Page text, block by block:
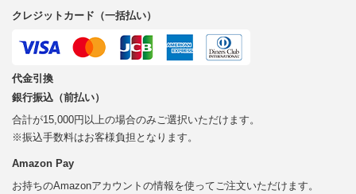
クレジットカード（一括払い）
代金引換
銀行振込（前払い）
合計が15,000円以上の場合のみご選択いただけます。
※振込手数料はお客様負担となります。
Amazon Pay
お持ちのAmazonアカウントの情報を使ってご注文いただけます。